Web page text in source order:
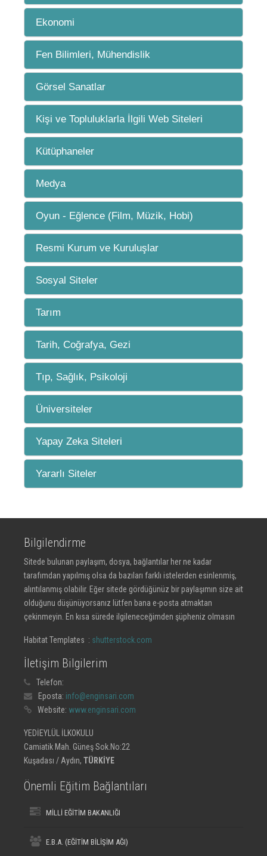
Ekonomi
Fen Bilimleri, Mühendislik
Görsel Sanatlar
Kişi ve Topluluklarla İlgili Web Siteleri
Kütüphaneler
Medya
Oyun - Eğlence (Film, Müzik, Hobi)
Resmi Kurum ve Kuruluşlar
Sosyal Siteler
Tarım
Tarih, Coğrafya, Gezi
Tıp, Sağlık, Psikoloji
Üniversiteler
Yapay Zeka Siteleri
Yararlı Siteler
Bilgilendirme
Sitede bulunan paylaşım, dosya, bağlantılar her ne kadar
tarafımdan yapılmış olsa da bazıları farklı istelerden esinlenmiş,
alıntılanmış olabilir. Eğer sitede gördüğünüz bir paylaşımın size ait
olduğunu düşünüyorsanız lütfen bana e-posta atmaktan
çekinmeyin. En kısa sürede ilgileneceğimden şüpheniz olmasın
Habitat Templates : shutterstock.com
İletişim Bilgilerim
Telefon:
Eposta: info@enginsari.com
Website: www.enginsari.com
YEDİEYLÜL İLKOKULU
Camiatik Mah. Güneş Sok.No:22
Kuşadası / Aydın, TÜRKİYE
Önemli Eğitim Bağlantıları
MİLLİ EĞİTİM BAKANLIĞI
E.B.A. (EĞİTİM BİLİŞİM AĞI)